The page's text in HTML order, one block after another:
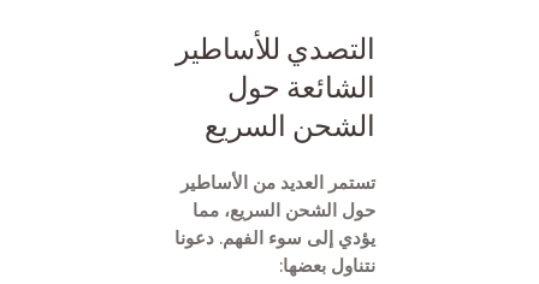
التصدي للأساطير
الشائعة حول
الشحن السريع
تستمر العديد من الأساطير
حول الشحن السريع، مما
يؤدي إلى سوء الفهم. دعونا
نتناول بعضها: